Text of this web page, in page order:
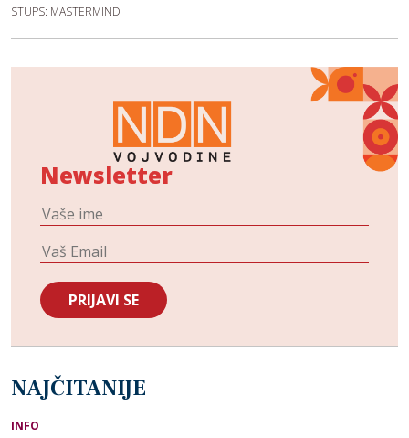
STUPS: MASTERMIND
Newsletter
NAJČITANIJE
INFO